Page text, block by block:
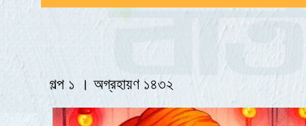
গল্প ১ । অগ্রহায়ণ ১৪৩২